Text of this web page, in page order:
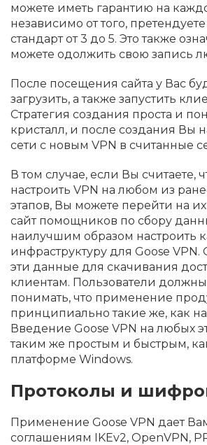
можете иметь гарантию на
независимо от того,
стандарт от 3 до 5. Это также
можете одолжить свою запись
После посещения сайта у Вас
загрузить, а также запустить
Стратегия создания проста и
кристалл, и после создания Вы
сети с новым VPN в считанные
В том случае, если Вы считаете,
настроить VPN на любом из
этапов, Вы можете перейти на
сайт помощников по сбору
наилучшим образом настроить
инфраструктуру для Goose VPN.
эти данные для скачивания
клиентам. Пользователи
понимать, что применение
принципиально такие же, как на
Введение Goose VPN на любых
таким же простым и быстрым,
платформе Windows.
Протоколы и
Применение Goose VPN дает
соглашениям IKEv2, OpenVPN,